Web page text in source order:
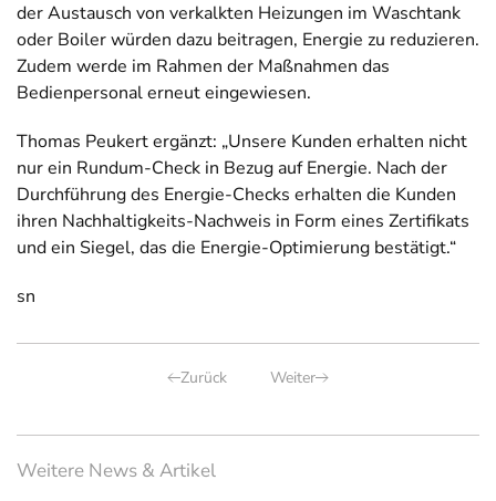
der Austausch von verkalkten Heizungen im Waschtank
oder Boiler würden dazu beitragen, Energie zu reduzieren.
Zudem werde im Rahmen der Maßnahmen das
Bedienpersonal erneut eingewiesen.
Thomas Peukert ergänzt: „Unsere Kunden erhalten nicht
nur ein Rundum-Check in Bezug auf Energie. Nach der
Durchführung des Energie-Checks erhalten die Kunden
ihren Nachhaltigkeits-Nachweis in Form eines Zertifikats
und ein Siegel, das die Energie-Optimierung bestätigt.“
sn
Zurück Weiter
Weitere News & Artikel